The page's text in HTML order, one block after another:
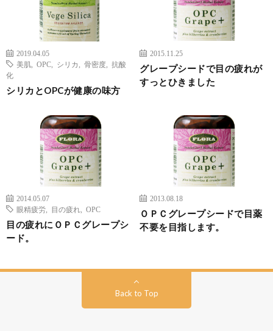
2019.04.05
美肌
OPC シリカ 骨密度
抗酸
化
シリカとOPCが健康の味方
2015.11.25
グレープシードで目の疲れが
すっとひきました
2014.05.07
眼精疲労
目の疲れ OPC
目の疲れにＯＰＣグレープシ
ード。
2013.08.18
ＯＰＣグレープシードで目薬
不要を目指します。
Back to Top